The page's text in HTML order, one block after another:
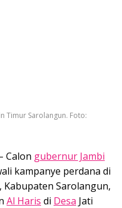
Timur Sarolangun. Foto:
Calon gubernur Jambi
kampanye perdana di
Sarolangun,
Al Haris di Desa Jati